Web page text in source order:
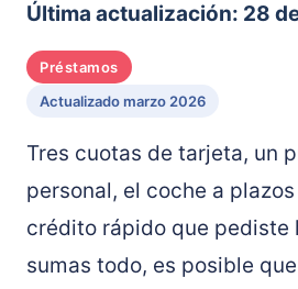
Última actualización: 28
Préstamos
Actualizado marzo 2026
Tres cuotas de tarjeta, un
personal, el coche a
crédito rápido que pediste
sumas todo, es posible